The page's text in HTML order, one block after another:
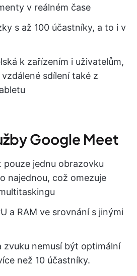
v reálném čase
s až 100 účastníky, a to i v
k zařízením i uživatelům,
sdílení také z
Google Meet
pouze jednu obrazovku
najednou, což omezuje
a RAM ve srovnání s jinými
zvuku nemusí být optimální
než 10 účastníky.